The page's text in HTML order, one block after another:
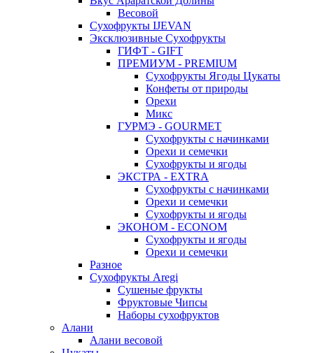
Весовой
Сухофрукты IJEVAN
Эксклюзивные Сухофрукты
ГИФТ - GIFT
ПРЕМИУМ - PREMIUM
Сухофрукты Ягоды Цукаты
Конфеты от природы
Орехи
Микс
ГУРМЭ - GOURMET
Сухофрукты с начинками
Орехи и семечки
Сухофрукты и ягоды
ЭКСТРА - EXTRA
Сухофрукты с начинками
Орехи и семечки
Сухофрукты и ягоды
ЭКОНОМ - ECONOM
Сухофрукты и ягоды
Орехи и семечки
Разное
Сухофрукты Aregi
Сушеные фрукты
Фруктовые Чипсы
Наборы сухофруктов
Алани
Алани весовой